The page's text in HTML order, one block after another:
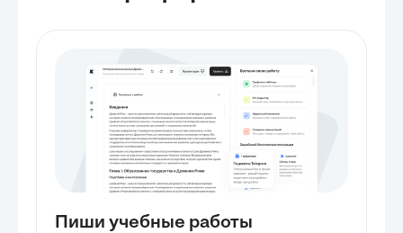
Пиши учебные работы